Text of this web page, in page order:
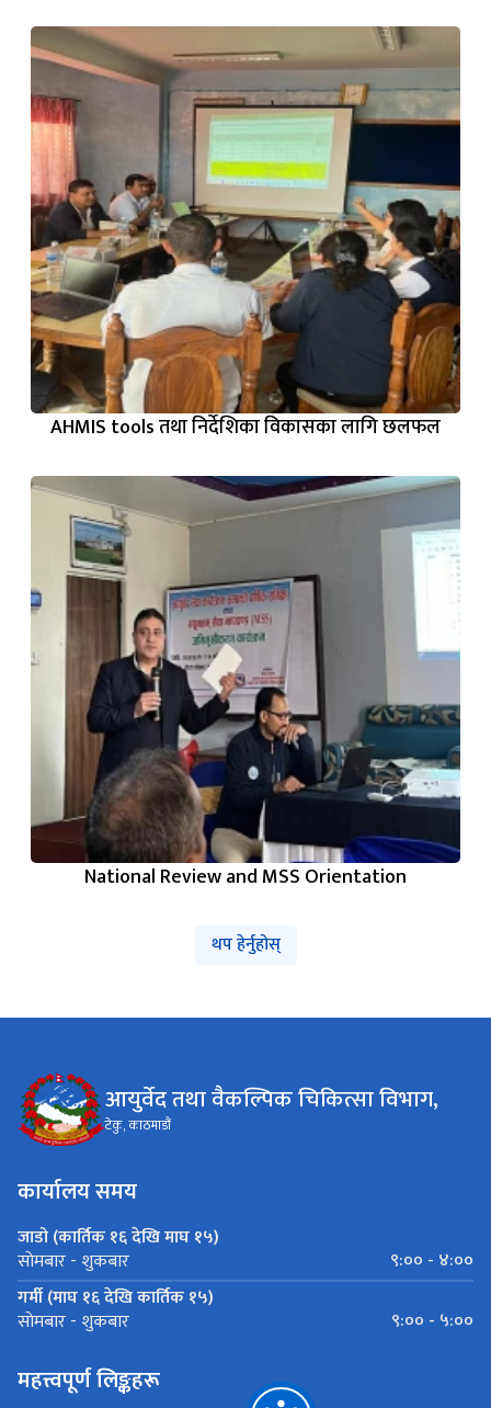
AHMIS tools तथा निर्देशिका विकासका लागि छलफल
National Review and MSS Orientation
थप हेर्नुहोस्
आयुर्वेद तथा वैकल्पिक चिकित्सा विभाग,
टेकु, काठमाडौं
कार्यालय समय
जाडो (कार्तिक १६ देखि माघ १५)
साेमबार - शुकबार
९:०० - ४:००
गर्मी (माघ १६ देखि कार्तिक १५)
साेमबार - शुकबार ९:०० - ५:००
महत्त्वपूर्ण लिङ्कहरू